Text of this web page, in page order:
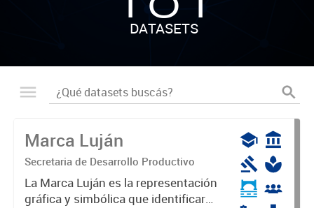
DATASETS
Marca Luján
Secretaria de Desarrollo Productivo
La Marca Luján es la representación
gráfica y simbólica que identificará